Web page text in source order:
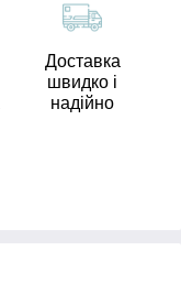
Доставка
швидко і
надійно